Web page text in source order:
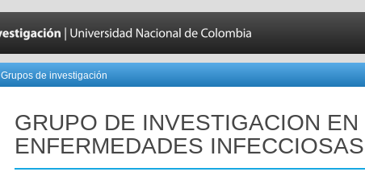
Grupos de investigación
GRUPO DE INVESTIGACION EN
ENFERMEDADES INFECCIOSAS